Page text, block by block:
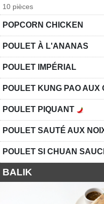
10 pièces
POPCORN CHICKEN
POULET À L'ANANAS
POULET IMPÉRIAL
POULET KUNG PAO AUX
POULET PIQUANT
POULET SAUTÉ AUX
POULET SI CHUAN
BALIK